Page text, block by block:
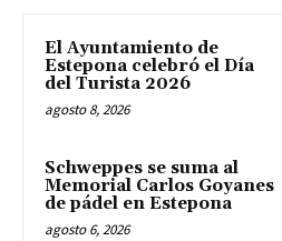
El Ayuntamiento de
Estepona celebró el Día
del Turista 2026
agosto 8, 2026
Schweppes se suma al
Memorial Carlos Goyanes
de pádel en Estepona
agosto 6, 2026